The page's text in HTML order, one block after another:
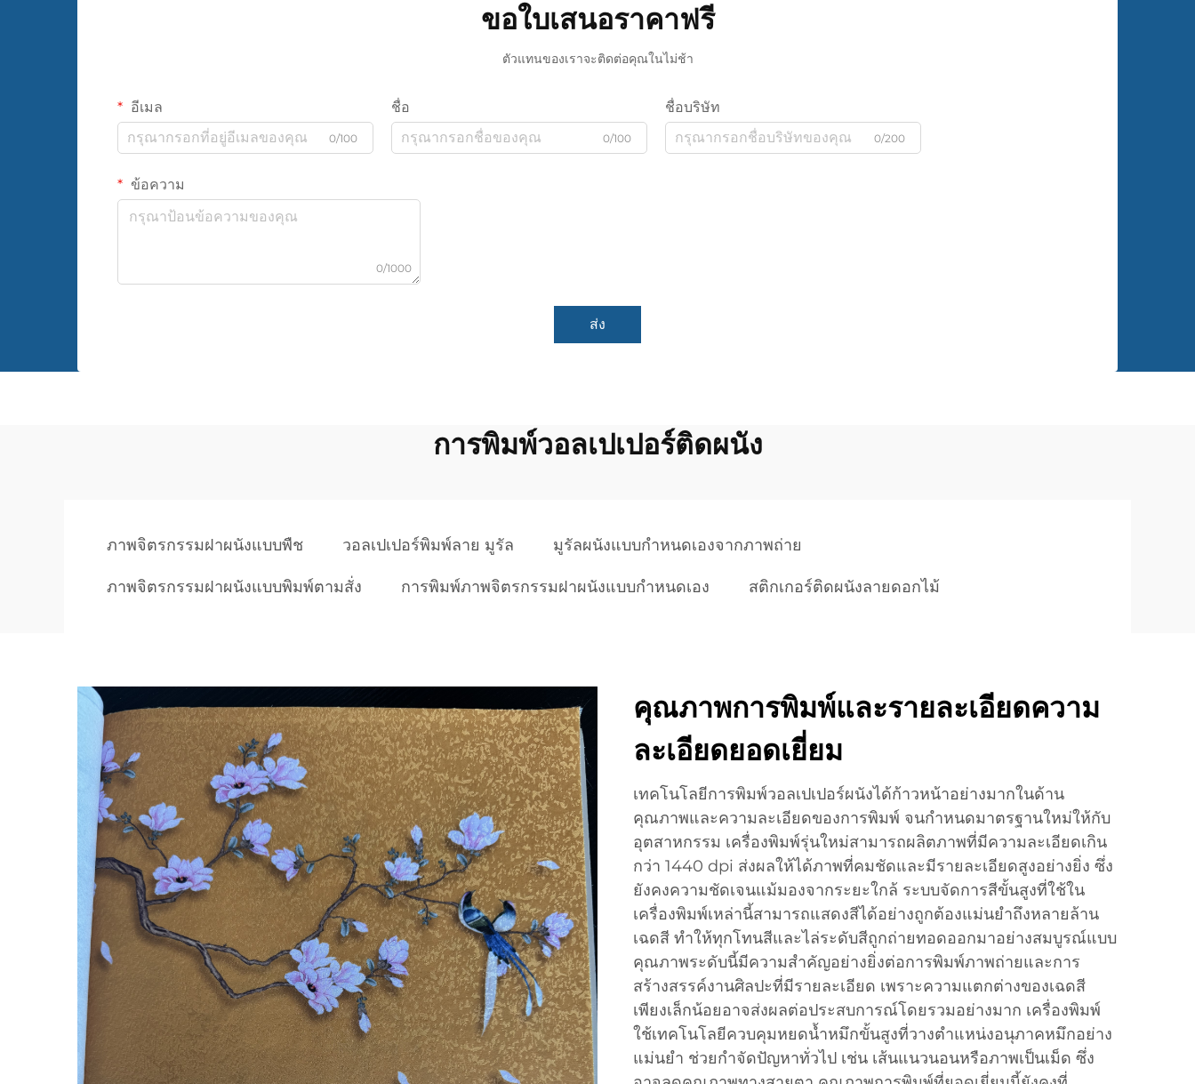
ขอใบเสนอราคาฟรี
ตัวแทนของเราจะติดต่อคุณในไม่ช้า
อีเมล
0/100
ชื่อ
0/100
ชื่อบริษัท
0/200
ข้อความ
0/1000
ส่ง
การพิมพ์วอลเปเปอร์ติดผนัง
ภาพจิตรกรรมฝาผนังแบบพืช วอลเปเปอร์พิมพ์ลาย มูรัล มูรัลผนังแบบกำหนดเองจากภาพถ่าย
ภาพจิตรกรรมฝาผนังแบบพิมพ์ตามสั่ง การพิมพ์ภาพจิตรกรรมฝาผนังแบบกำหนดเอง สติกเกอร์ติดผนังลายดอกไม้
คุณภาพการพิมพ์และรายละเอียดความ
ละเอียดยอดเยี่ยม
เทคโนโลยีการพิมพ์วอลเปเปอร์ผนังได้ก้าวหน้าอย่างมากในด้าน
คุณภาพและความละเอียดของการพิมพ์ จนกำหนดมาตรฐานใหม่ให้กับ
อุตสาหกรรม เครื่องพิมพ์รุ่นใหม่สามารถผลิตภาพที่มีความละเอียดเกิน
กว่า 1440 dpi ส่งผลให้ได้ภาพที่คมชัดและมีรายละเอียดสูงอย่างยิ่ง ซึ่ง
ยังคงความชัดเจนแม้มองจากระยะใกล้ ระบบจัดการสีขั้นสูงที่ใช้ใน
เครื่องพิมพ์เหล่านี้สามารถแสดงสีได้อย่างถูกต้องแม่นยำถึงหลายล้าน
เฉดสี ทำให้ทุกโทนสีและไล่ระดับสีถูกถ่ายทอดออกมาอย่างสมบูรณ์แบบ
คุณภาพระดับนี้มีความสำคัญอย่างยิ่งต่อการพิมพ์ภาพถ่ายและการ
สร้างสรรค์งานศิลปะที่มีรายละเอียด เพราะความแตกต่างของเฉดสี
เพียงเล็กน้อยอาจส่งผลต่อประสบการณ์โดยรวมอย่างมาก เครื่องพิมพ์
ใช้เทคโนโลยีควบคุมหยดน้ำหมึกขั้นสูงที่วางตำแหน่งอนุภาคหมึกอย่าง
แม่นยำ ช่วยกำจัดปัญหาทั่วไป เช่น เส้นแนวนอนหรือภาพเป็นเม็ด ซึ่ง